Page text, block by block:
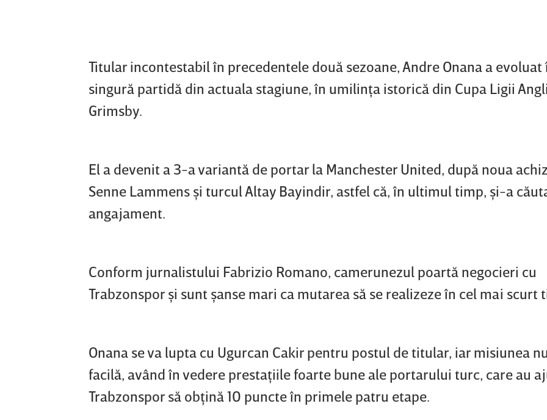
Titular incontestabil în precedentele două sezoane, Andre Onana a
singură partidă din actuala stagiune, în umilinţa istorică din Cupa Ligii
Grimsby.
El a devenit a 3-a variantă de portar la Manchester United, după noua
Senne Lammens şi turcul Altay Bayindir, astfel că, în ultimul timp, şi-a
angajament.
Conform jurnalistului Fabrizio Romano, camerunezul poartă negocieri cu
Trabzonspor şi sunt şanse mari ca mutarea să se realizeze în cel mai scurt
Onana se va lupta cu Ugurcan Cakir pentru postul de titular, iar misiunea
facilă, având în vedere prestaţiile foarte bune ale portarului turc, care au
Trabzonspor să obţină 10 puncte în primele patru etape.